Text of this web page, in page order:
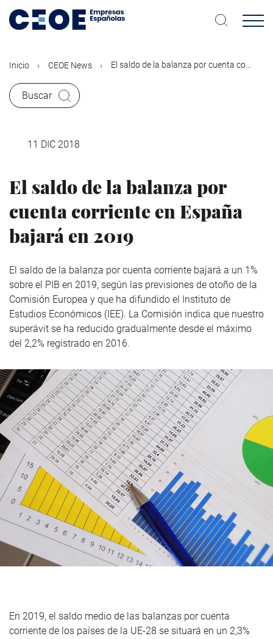
contenido
Inicio CEOE News El saldo de la balanza por cuenta co...
Buscar
11 DIC 2018
El saldo de la balanza por
cuenta corriente en España
bajará en 2019
El saldo de la balanza por cuenta corriente bajará a un 1%
sobre el PIB en 2019, según las previsiones de otoño de la
Comisión Europea y que ha difundido el Instituto de
Estudios Económicos (IEE). La Comisión indica que nuestro
superávit se ha reducido gradualmente desde el máximo
del 2,2% registrado en 2016.
En 2019, el saldo medio de las balanzas por cuenta
corriente de los países de la UE-28 se situará en un 2,3%